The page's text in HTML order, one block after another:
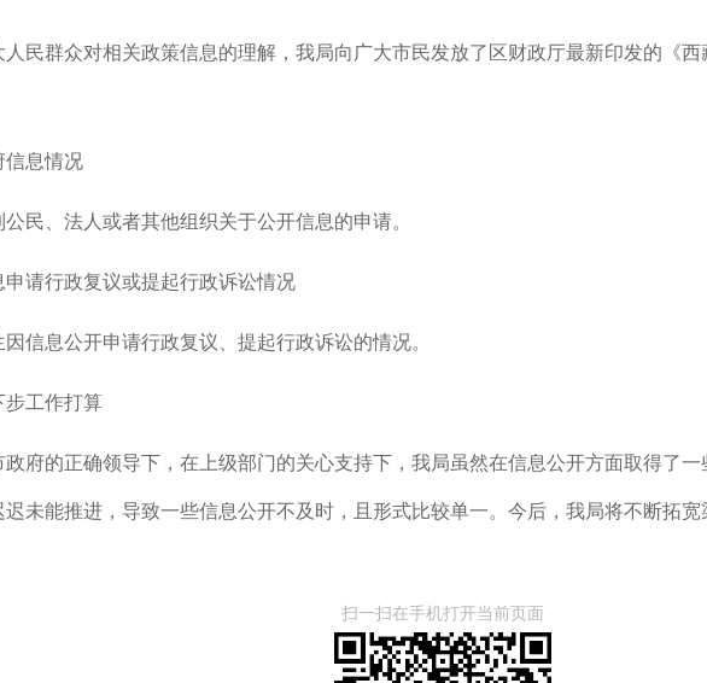
民群众对相关政策信息的理解，我局向广大市民发放了区财政厅最新印发的《
信息情况
民、法人或者其他组织关于公开信息的申请。
请行政复议或提起行政诉讼情况
信息公开申请行政复议、提起行政诉讼的情况。
步工作打算
府的正确领导下，在上级部门的关心支持下，我局虽然在信息公开方面取得了
未能推进，导致一些信息公开不及时，且形式比较单一。今后，我局将不断拓
扫一扫在手机打开当前页面